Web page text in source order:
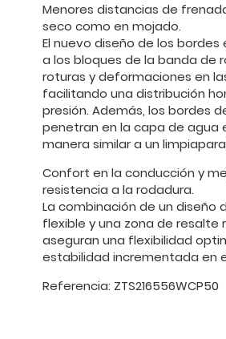
Menores distancias de
seco como en mojado.
El nuevo diseño de los bordes
a los bloques de la banda de
roturas y deformaciones en
facilitando una distribución
presión. Además, los bordes
penetran en la capa de agua
manera similar a un
Confort en la conducción y
resistencia a la rodadura.
La combinación de un diseño
flexible y una zona de resalte
aseguran una flexibilidad
estabilidad incrementada en
Referencia: ZTS216556WCP50